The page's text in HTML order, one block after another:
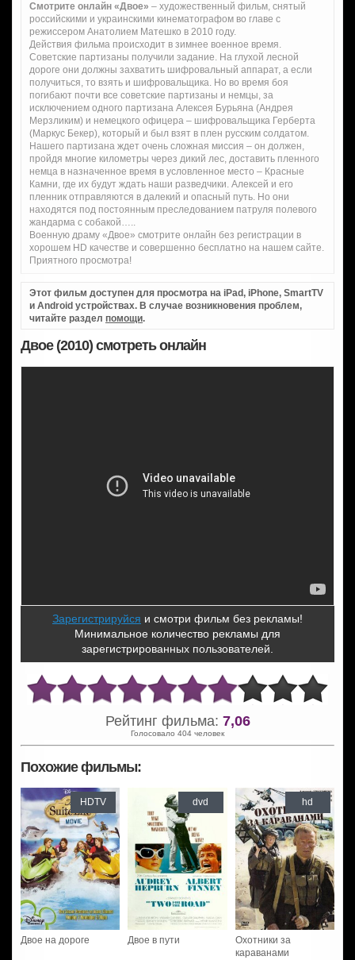
Смотрите онлайн «Двое» – художественный фильм, снятый
российскими и украинскими кинематографом во главе с
режиссером Анатолием Матешко в 2010 году.
Действия фильма происходит в зимнее военное время.
Советские партизаны получили задание. На глухой лесной
дороге они должны захватить шифровальный аппарат, а если
получиться, то взять и шифровальщика. Но во время боя
погибают почти все советские партизаны и немцы, за
исключением одного партизана Алексея Бурьяна (Андрея
Мерзликим) и немецкого офицера – шифровальщика Герберта
(Маркус Бекер), который и был взят в плен русским солдатом.
Нашего партизана ждет очень сложная миссия – он должен,
пройдя многие километры через дикий лес, доставить пленного
немца в назначенное время в условленное место – Красные
Камни, где их будут ждать наши разведчики. Алексей и его
пленник отправляются в далекий и опасный путь. Но они
находятся под постоянным преследованием патруля полевого
жандарма с собакой…..
Военную драму «Двое» смотрите онлайн без регистрации в
хорошем HD качестве и совершенно бесплатно на нашем сайте.
Приятного просмотра!
Этот фильм доступен для просмотра на iPad, iPhone, SmartTV
и Android устройствах. В случае возникновения проблем,
читайте раздел помощи.
Двое (2010) смотреть онлайн
Зарегистрируйся и смотри фильм без рекламы!
Минимальное количество рекламы для
зарегистрированных пользователей.
Рейтинг фильма: 7,06
Голосовало 404 человек
Похожие фильмы:
Двое на дороге
HDTV
Двое в пути
dvd
Охотники за
караванами
hd